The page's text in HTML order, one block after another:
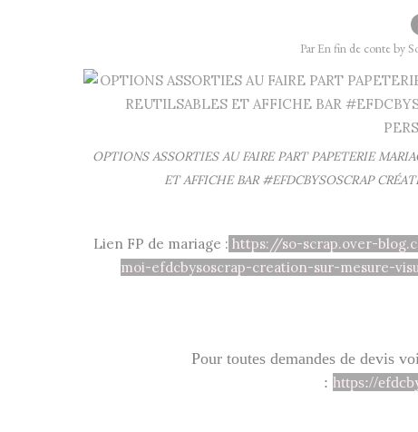
Par En fin de conte by
OPTIONS ASSORTIES AU FAIRE PART PAPETERIE
ET AFFICHE BAR #EFDCBYSOSCRAP
Lien FP de mariage : https://so-scrap.over-
moi-efdcbysoscrap-creation-sur-mesure-
Pour toutes demandes de devis
: https://